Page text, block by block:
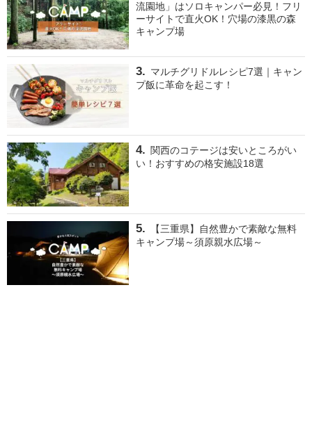
流園地」はソロキャンパー必見！フリ
ーサイトで直火OK！穴場の漆黒の森
キャンプ場
マルチグリドルレシピ7選｜キャン
プ飯に革命を起こす！
関西のコテージは安いところがい
い！おすすめの格安施設18選
【三重県】自然豊かで素敵な無料
キャンプ場～須原親水広場～